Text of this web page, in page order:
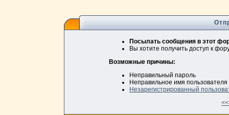
Посылать сообщения в этот
Вы хотите получить доступ к
Возможные причины:
Неправильный пароль
Неправильное имя пользователя
Незарегистрированный